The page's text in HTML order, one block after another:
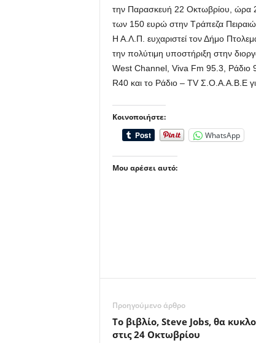
την Παρασκευή 22 Οκτωβρίου, ώρα
των 150 ευρώ στην Τράπεζα
Η Α.Λ.Π. ευχαριστεί τον Δήμο
την πολύτιμη υποστήριξη στην
West Channel, Viva Fm 95.3, Ράδιο
R40 και το Ράδιο – TV Σ.Ο.Α.Α.Β.Ε
Κοινοποιήστε:
WhatsApp
Μου αρέσει αυτό:
Προηγούμενο άρθρο
Το βιβλίο, Steve Jobs, θα
στις 24 Οκτωβρίου